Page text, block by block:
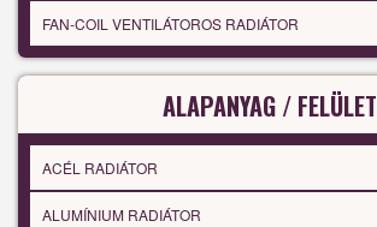
FAN-COIL VENTILÁTOROS RADIÁTOR
ALAPANYAG / FELÜLET
ACÉL RADIÁTOR
ALUMÍNIUM RADIÁTOR